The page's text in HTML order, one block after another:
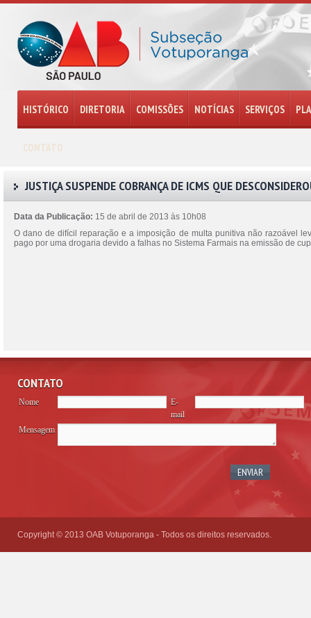
HISTÓRICO DIRETORIA COMISSÕES NOTÍCIAS SERVIÇOS
CONTATO
JUSTIÇA SUSPENDE COBRANÇA DE ICMS QUE
Data da Publicação: 15 de abril de 2013 às 10h08
O dano de difícil reparação e a imposição de multa punitiva não razoável
pago por uma drogaria devido a falhas no Sistema Farmais na emissão de
CONTATO
Nome
E-
mail
Mensagem
Copyright © 2013 OAB Votuporanga - Todos os direitos reservados.